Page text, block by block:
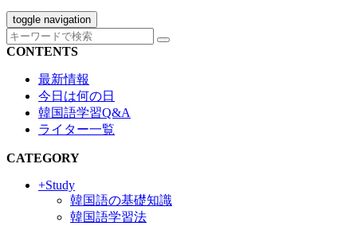
toggle navigation
CONTENTS
最新情報
今日は何の日
韓国語学習Q&A
ライター一覧
CATEGORY
+Study
韓国語の基礎知識
韓国語学習法